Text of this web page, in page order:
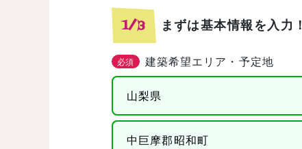
1/3 まずは基本情報を入力！
必須 建築希望エリア・予定地